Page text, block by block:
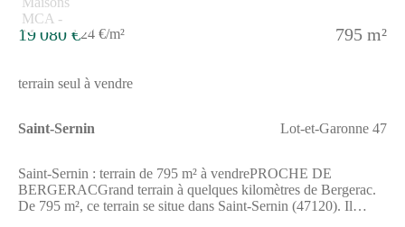
19 080 €24 €/m² 795 m²
terrain seul à vendre
Saint-Sernin Lot-et-Garonne 47
Saint-Sernin : terrain de 795 m² à vendrePROCHE DE
BERGERACGrand terrain à quelques kilomètres de Bergerac.
De 795 m², ce terrain se situe dans Saint-Sernin (47120). Il